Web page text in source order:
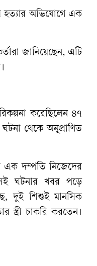
হত্যার অভিযোগে এক
জানিয়েছেন, এটি
করেছিলেন ৪৭
ঘটনা থেকে অনুপ্রাণিত
এক দম্পতি নিজেদের
ঘটনার খবর
পড়ে
, দুই শিশুই মানসিক
স্ত্রী চাকরি করতেন।